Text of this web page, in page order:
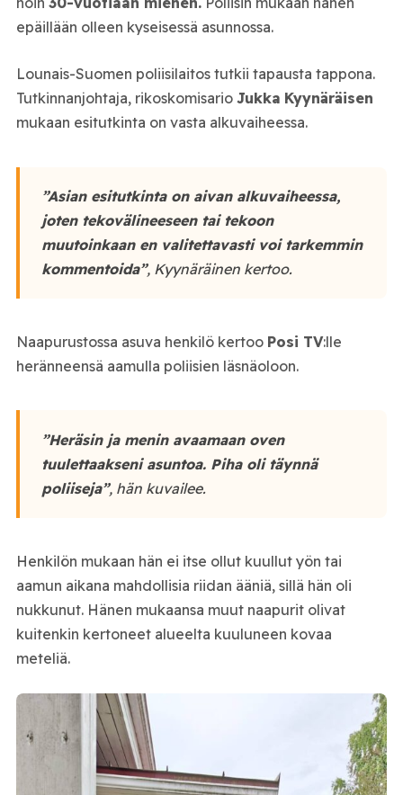
epäillään olleen kyseisessä asunnossa.
Lounais-Suomen poliisilaitos tutkii tapausta tappona.
Tutkinnanjohtaja, rikoskomisario Jukka Kyynäräisen
mukaan esitutkinta on vasta alkuvaiheessa.
”Asian esitutkinta on aivan alkuvaiheessa,
joten tekovälineeseen tai tekoon
muutoinkaan en valitettavasti voi tarkemmin
kommentoida”, Kyynäräinen kertoo.
Naapurustossa asuva henkilö kertoo Posi TV:lle
heränneensä aamulla poliisien läsnäoloon.
”Heräsin ja menin avaamaan oven
tuulettaakseni asuntoa. Piha oli täynnä
poliiseja”, hän kuvailee.
Henkilön mukaan hän ei itse ollut kuullut yön tai
aamun aikana mahdollisia riidan ääniä, sillä hän oli
nukkunut. Hänen mukaansa muut naapurit olivat
kuitenkin kertoneet alueelta kuuluneen kovaa
meteliä.